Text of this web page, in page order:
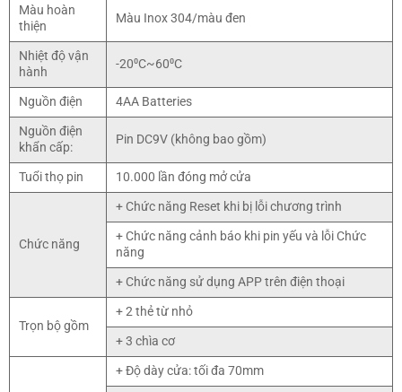
Màu hoàn
thiện
Màu Inox 304/màu đen
Nhiệt độ vận
hành
-20⁰C~60⁰C
Nguồn điện
4AA Batteries
Nguồn điện
khẩn cấp:
Pin DC9V (không bao gồm)
Tuổi thọ pin 10.000 lần đóng mở cửa
Chức năng
+ Chức năng Reset khi bị lỗi chương trình
+ Chức năng cảnh báo khi pin yếu và lỗi Chức
năng
+ Chức năng sử dụng APP trên điện thoại
Trọn bộ gồm
+ 2 thẻ từ nhỏ
+ 3 chìa cơ
+ Độ dày cửa: tối đa 70mm